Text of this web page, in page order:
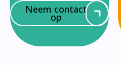
Neem contact
op